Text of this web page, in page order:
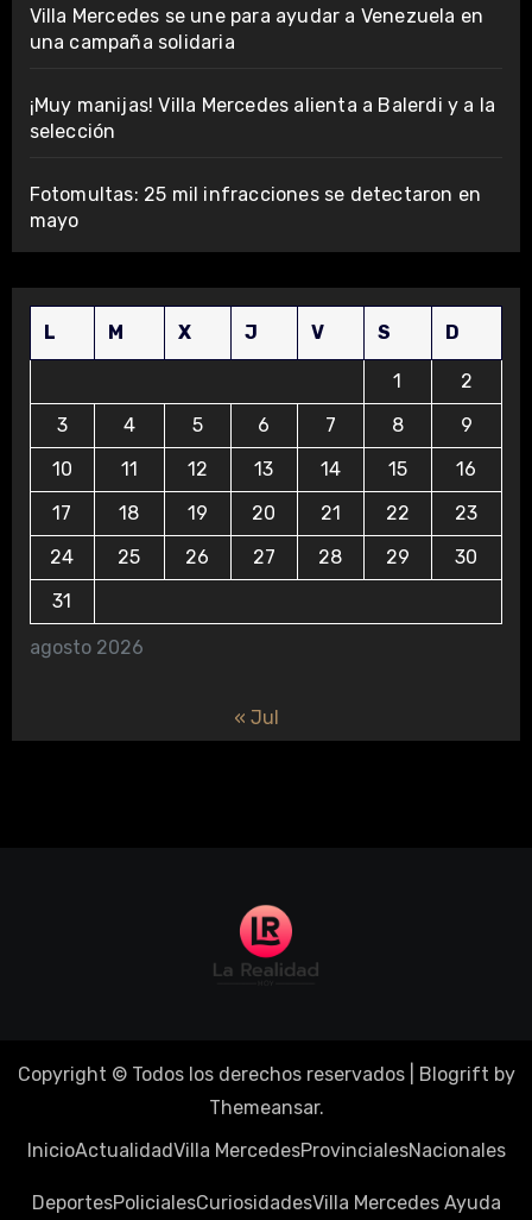
Villa Mercedes se une para ayudar a Venezuela en
una campaña solidaria
¡Muy manijas! Villa Mercedes alienta a Balerdi y a la
selección
Fotomultas: 25 mil infracciones se detectaron en
mayo
agosto 2026
L M X J V S D
1
2
3
4 5 6 7 8
9
10
11 12 13 14 15
16
17
18 19 20 21 22
23
24
25 26 27 28 29
30
31
« Jul
Copyright © Todos los derechos reservados Blogrift by
Themeansar.
InicioActualidadVilla MercedesProvincialesNacionales
DeportesPolicialesCuriosidadesVilla Mercedes Ayuda